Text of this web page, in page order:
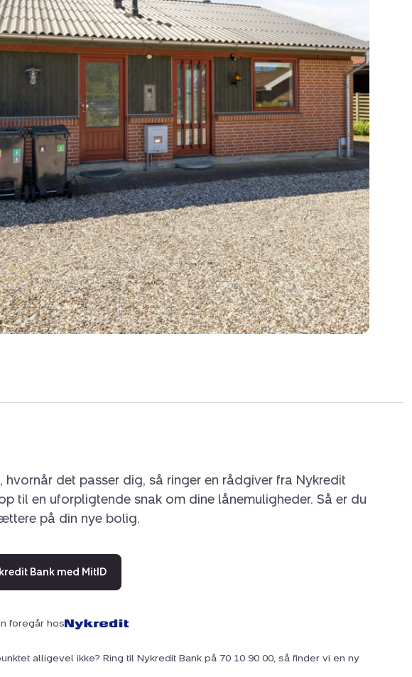
til Viborgs hyggelige bybillede, der folder sig ud med
og butikker.
jer, der skal være så heldige at bo her?
det passer dig, så ringer en rådgiver fra Nykredit
til en uforpligtende snak om dine lånemuligheder. Så er du
på din nye bolig.
Bank med MitID
foregår hos
alligevel ikke? Ring til Nykredit Bank på 70 10 90 00, så finder vi en ny